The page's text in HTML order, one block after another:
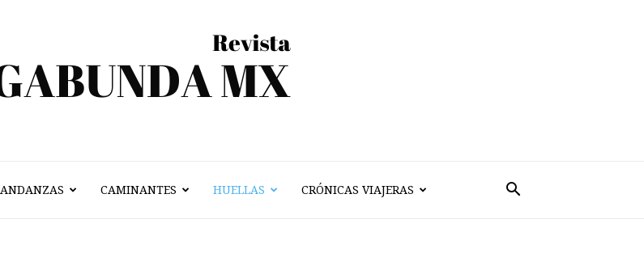
Vagabunda
ANDANZAS CAMINANTES HUELLAS CRÓNICAS VIAJERAS